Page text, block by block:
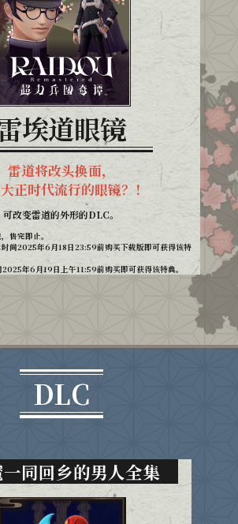
埃道眼镜
雷道将改头换面，
正时代流行的眼镜？！
可改变雷道的外形的DLC。
售完即止。
时间2025年6月18日23:59前购买下载版即可获得该特
年6月19日上午11:59前购买即可获得该特典。
DLC
同回乡的男人全集